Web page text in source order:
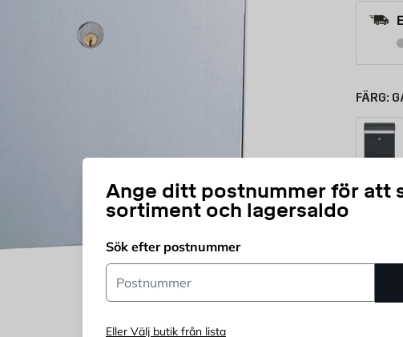
Ange ditt postnummer för att
sortiment och lagersaldo
Sök efter postnummer
Postnummer
Eller Välj butik från lista
FÄRG:
1